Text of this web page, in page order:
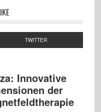
TWITTER
Innovative
der